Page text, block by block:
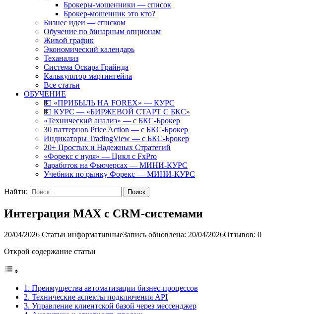
Брокеры-мошенники — список
Брокер-мошенник это кто?
Бизнес идеи — списком
Обучение по бинарным опционам
Живой график
Экономический календарь
Теханализ
Система Оскара Грайнда
Калькулятор мартингейла
Все статьи
ОБУЧЕНИЕ
💵 «ПРИБЫЛЬ НА FOREX» — КУРС
💵 КУРС — «БИРЖЕВОЙ СТАРТ С БКС»
«Технический анализ» — с БКС-Брокер
30 паттернов Price Action — с БКС-Брокер
Индикаторы TradingView — с БКС-Брокер
20+ Простых и Надежных Стратегий
«Форекс с нуля» — Цикл с FxPro
Заработок на Фьючерсах — МИНИ-КУРС
Учебник по рынку Форекс — МИНИ-КУРС
Найти:
Интеграция MAX с CRM-системами
20/04/2026 Статьи информативныеЗапись обновлена: 20/04/2026Отзывов: 0
Открой содержание статьи
1. Преимущества автоматизации бизнес-процессов
2. Технические аспекты подключения API
3. Управление клиентской базой через мессенджер